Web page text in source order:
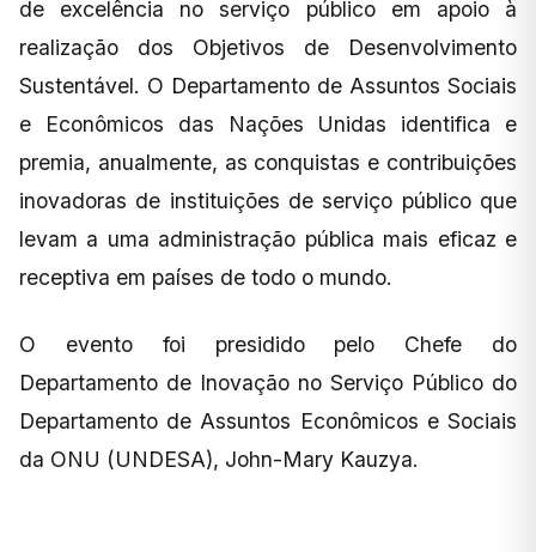
de excelência no serviço público em apoio à
realização dos Objetivos de Desenvolvimento
Sustentável. O Departamento de Assuntos Sociais
e Econômicos das Nações Unidas identifica e
premia, anualmente, as conquistas e contribuições
inovadoras de instituições de serviço público que
levam a uma administração pública mais eficaz e
receptiva em países de todo o mundo.
O evento foi presidido pelo Chefe do
Departamento de Inovação no Serviço Público do
Departamento de Assuntos Econômicos e Sociais
da ONU (UNDESA), John-Mary Kauzya.